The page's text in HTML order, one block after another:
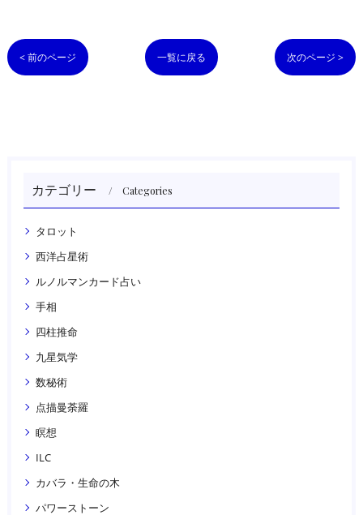
< 前のページ 一覧に戻る 次のページ >
カテゴリー Categories
タロット
西洋占星術
ルノルマンカード占い
手相
四柱推命
九星気学
数秘術
点描曼荼羅
瞑想
ILC
カバラ・生命の木
パワーストーン